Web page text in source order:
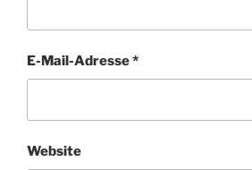
E-Mail-Adresse*
Website